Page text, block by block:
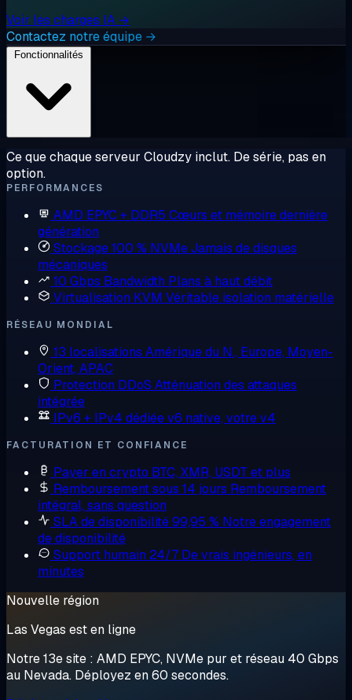
Voir les charges IA →
Contactez notre équipe →
Ce que chaque serveur Cloudzy inclut. De série, pas en
option.
PERFORMANCES
AMD EPYC + DDR5 Cœurs et mémoire dernière
génération
Stockage 100 % NVMeJamais de disques
mécaniques
10 Gbps Bandwidth Plans à haut débit
Virtualisation KVM Véritable isolation matérielle
RÉSEAU MONDIAL
13 localisations Amérique du N., Europe, Moyen-
Orient, APAC
Protection DDoS Atténuation des attaques
intégrée
IPv6 + IPv4 dédiéev6 native, votre v4
FACTURATION ET CONFIANCE
Payer en crypto BTC, XMR, USDT et plus
Remboursement sous 14 jours Remboursement
intégral, sans question
SLA de disponibilité 99,95 % Notre engagement
de disponibilité
Support humain 24/7 De vrais ingénieurs, en
minutes
Nouvelle région
Las Vegas est en ligne
Notre 13e site : AMD EPYC, NVMe pur et réseau 40 Gbps
au Nevada. Déployez en 60 secondes.